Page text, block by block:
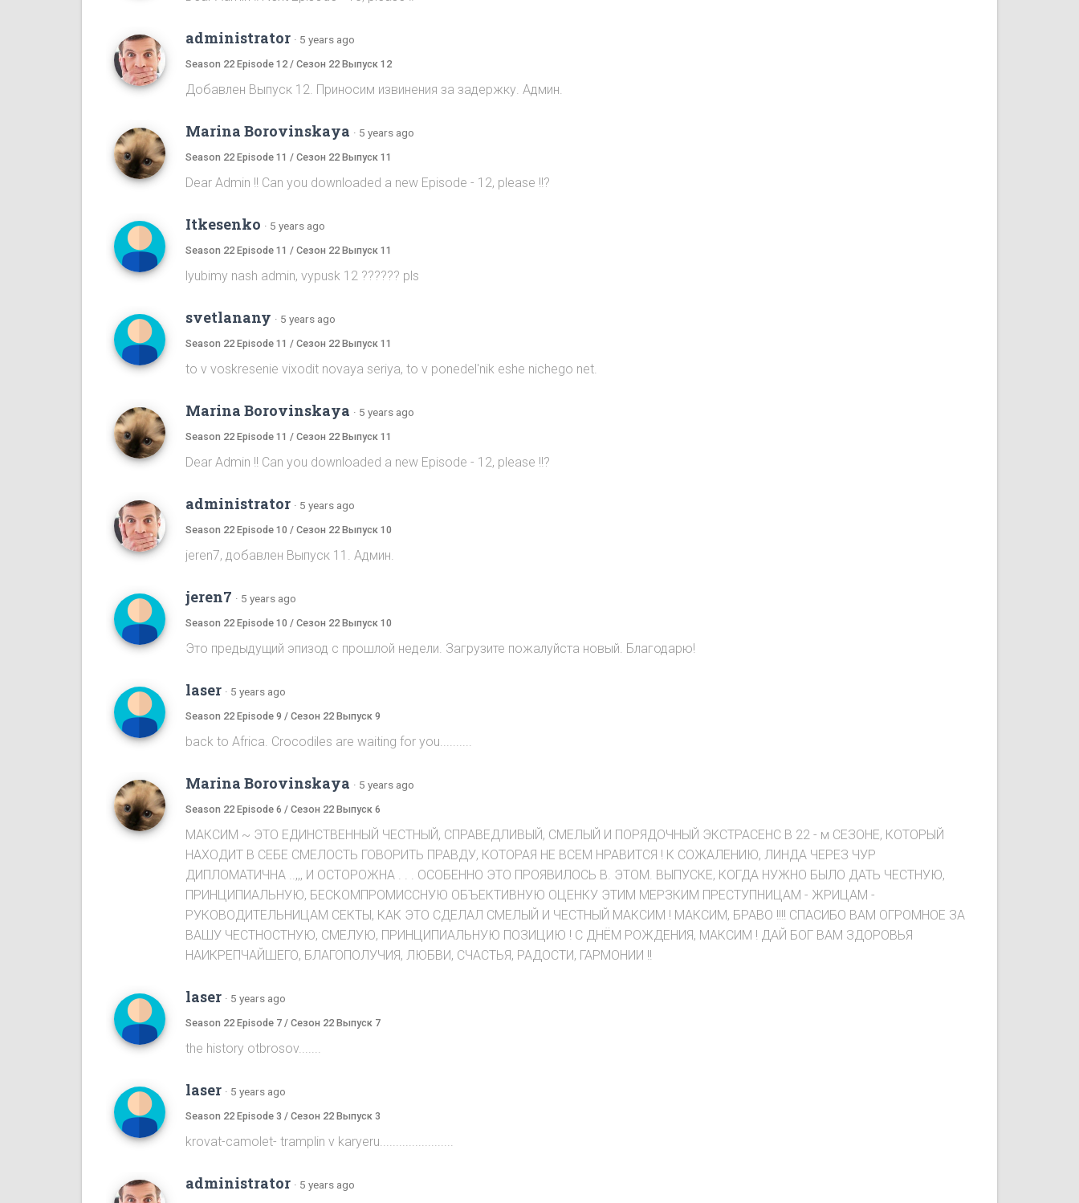
administrator · 5 years ago
Season 22 Episode 12 / Сезон 22 Выпуск 12
Добавлен Выпуск 12. Приносим извинения за задержку. Админ.
Marina Borovinskaya · 5 years ago
Season 22 Episode 11 / Сезон 22 Выпуск 11
Dear Admin !! Can you downloaded a new Episode - 12, please !!?
Itkesenko · 5 years ago
Season 22 Episode 11 / Сезон 22 Выпуск 11
lyubimy nash admin, vypusk 12 ?????? pls
svetlanany · 5 years ago
Season 22 Episode 11 / Сезон 22 Выпуск 11
to v voskresenie vixodit novaya seriya, to v ponedel'nik eshe nichego net.
Marina Borovinskaya · 5 years ago
Season 22 Episode 11 / Сезон 22 Выпуск 11
Dear Admin !! Can you downloaded a new Episode - 12, please !!?
administrator · 5 years ago
Season 22 Episode 10 / Сезон 22 Выпуск 10
jeren7, добавлен Выпуск 11. Админ.
jeren7 · 5 years ago
Season 22 Episode 10 / Сезон 22 Выпуск 10
Это предыдущий эпизод с прошлой недели. Загрузите пожалуйста новый. Благодарю!
laser · 5 years ago
Season 22 Episode 9 / Сезон 22 Выпуск 9
back to Africa. Crocodiles are waiting for you..........
Marina Borovinskaya · 5 years ago
Season 22 Episode 6 / Сезон 22 Выпуск 6
МАКСИМ ~ ЭТО ЕДИНСТВЕННЫЙ ЧЕСТНЫЙ, СПРАВЕДЛИВЫЙ, СМЕЛЫЙ И ПОРЯДОЧНЫЙ ЭКСТРАСЕНС В 22 - м СЕЗОНЕ, КОТОРЫЙ
НАХОДИТ В СЕБЕ СМЕЛОСТЬ ГОВОРИТЬ ПРАВДУ, КОТОРАЯ НЕ ВСЕМ НРАВИТСЯ ! К СОЖАЛЕНИЮ, ЛИНДА ЧЕРЕЗ ЧУР
ДИПЛОМАТИЧНА ..,,, И ОСТОРОЖНА . . . ОСОБЕННО ЭТО ПРОЯВИЛОСЬ В. ЭТОМ. ВЫПУСКЕ, КОГДА НУЖНО БЫЛО ДАТЬ ЧЕСТНУЮ,
ПРИНЦИПИАЛЬНУЮ, БЕСКОМПРОМИССНУЮ ОБЪЕКТИВНУЮ ОЦЕНКУ ЭТИМ МЕРЗКИМ ПРЕСТУПНИЦАМ - ЖРИЦАМ -
РУКОВОДИТЕЛЬНИЦАМ СЕКТЫ, КАК ЭТО СДЕЛАЛ СМЕЛЫЙ И ЧЕСТНЫЙ МАКСИМ ! МАКСИМ, БРАВО !!!! СПАСИБО ВАМ ОГРОМНОЕ ЗА
ВАШУ ЧЕСТНОСТНУЮ, СМЕЛУЮ, ПРИНЦИПИАЛЬНУЮ ПОЗИЦИЮ ! С ДНЁМ РОЖДЕНИЯ, МАКСИМ ! ДАЙ БОГ ВАМ ЗДОРОВЬЯ
НАИКРЕПЧАЙШЕГО, БЛАГОПОЛУЧИЯ, ЛЮБВИ, СЧАСТЬЯ, РАДОСТИ, ГАРМОНИИ !!
laser · 5 years ago
Season 22 Episode 7 / Сезон 22 Выпуск 7
the history otbrosov.......
laser · 5 years ago
Season 22 Episode 3 / Сезон 22 Выпуск 3
krovat-camolet- tramplin v karyeru.......................
administrator · 5 years ago